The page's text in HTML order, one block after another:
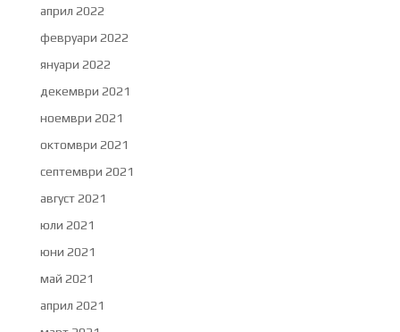
април 2022
февруари 2022
януари 2022
декември 2021
ноември 2021
октомври 2021
септември 2021
август 2021
юли 2021
юни 2021
май 2021
април 2021